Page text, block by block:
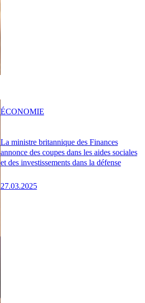
La ministre britannique des Finances
annonce des coupes dans les aides sociales
et des investissements dans la défense
27.03.2025
ÉCONOMIE